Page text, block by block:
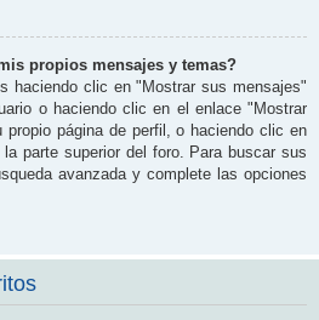
propios mensajes y temas?
haciendo clic en "Mostrar sus mensajes"
o haciendo clic en el enlace "Mostrar
página de perfil, o haciendo clic en
parte superior del foro. Para buscar sus
avanzada y complete las opciones